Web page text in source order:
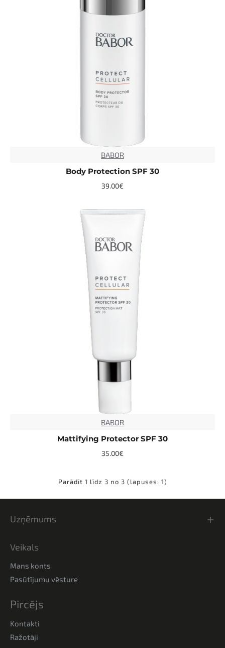
BABOR
Body Protection SPF 30
39.00€
BABOR
Mattifying Protector SPF 30
35.00€
Parādīt 1 līdz 3 no 3 (lapuses: 1)
Uzņēmums
Veikals
Mans konts
Pasūtījumu vēsture
Pircējs
Kontakti
Ražotāji